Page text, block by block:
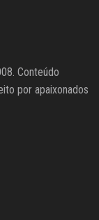
Conteúdo
por apaixonados